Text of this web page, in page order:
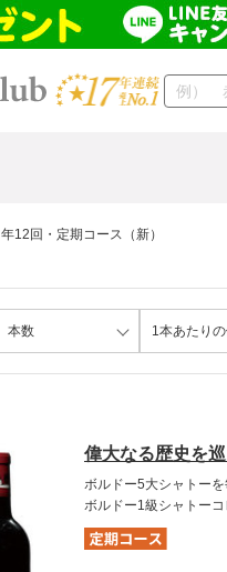
年12回・定期コース（新）
本数 1本あたり
偉大なる歴史を
ボルドー5大シャトー
ボルドー1級シャトー